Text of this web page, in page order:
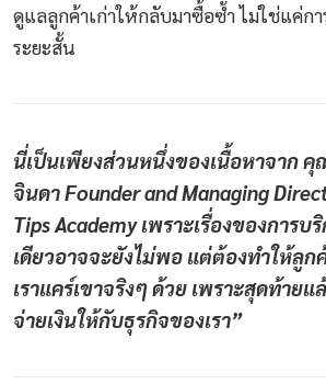
ดูแลลูกค้าเก่าให้กลับมาซื้อซ้ำ ไม่ใช่แค่ก
ระยะสั้น
นี่เป็นเพียงส่วนหนึ่งของเนื้อหาจาก
จินดา Founder and Managing
Tips Academy เพราะเรื่องของการบ
เดียวอาจจะยังไม่พอ แต่ต้องทำให้ลูก
เราแคร์เขาจริงๆ ด้วย เพราะสุดท้าย
จ่ายเงินให้กับธุรกิจของเรา”